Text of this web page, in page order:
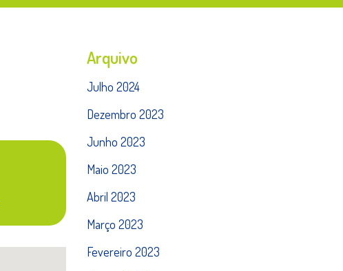
Arquivo
Julho 2024
Dezembro 2023
Junho 2023
Maio 2023
Abril 2023
Março 2023
Fevereiro 2023